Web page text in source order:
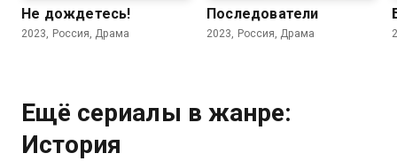
Не дождетесь!
2023, Россия, Драма
Последователи
2023, Россия, Драма
Ещё сериалы в жанре:
История